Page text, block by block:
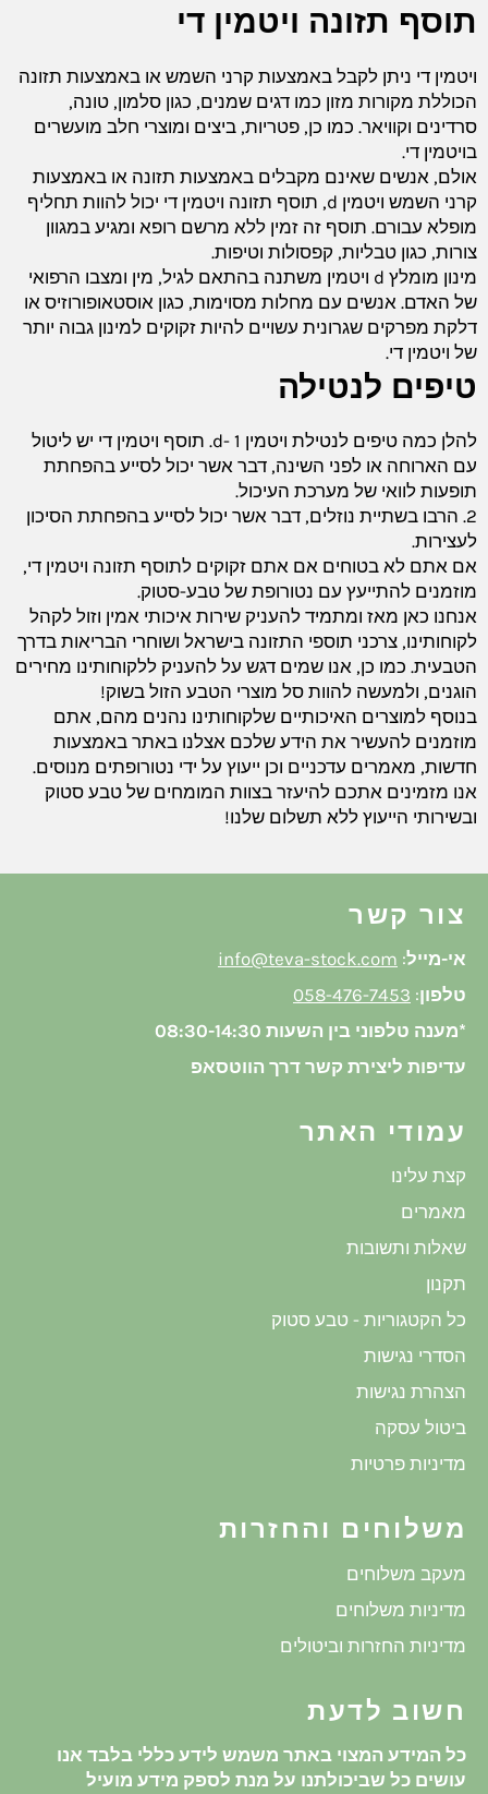
תוסף תזונה ויטמין די
ויטמין די ניתן לקבל באמצעות קרני השמש או באמצעות תזונה
הכוללת מקורות מזון כמו דגים שמנים, כגון סלמון, טונה,
סרדינים וקוויאר. כמו כן, פטריות, ביצים ומוצרי חלב מועשרים
בויטמין די.
אולם, אנשים שאינם מקבלים באמצעות תזונה או באמצעות
קרני השמש ויטמין d, תוסף תזונה ויטמין די יכול להוות תחליף
מופלא עבורם. תוסף זה זמין ללא מרשם רופא ומגיע במגוון
צורות, כגון טבליות, קפסולות וטיפות.
מינון מומלץ d ויטמין משתנה בהתאם לגיל, מין ומצבו הרפואי
של האדם. אנשים עם מחלות מסוימות, כגון אוסטאופורוזיס או
דלקת מפרקים שגרונית עשויים להיות זקוקים למינון גבוה יותר
של ויטמין די.
טיפים לנטילה
להלן כמה טיפים לנטילת ויטמין d- 1. תוסף ויטמין די יש ליטול
עם הארוחה או לפני השינה, דבר אשר יכול לסייע בהפחתת
תופעות לוואי של מערכת העיכול.
2. הרבו בשתיית נוזלים, דבר אשר יכול לסייע בהפחתת הסיכון
לעצירות.
אם אתם לא בטוחים אם אתם זקוקים לתוסף תזונה ויטמין די,
מוזמנים להתייעץ עם נטורופת של טבע-סטוק.
אנחנו כאן מאז ומתמיד להעניק שירות איכותי אמין וזול לקהל
לקוחותינו, צרכני תוספי התזונה בישראל ושוחרי הבריאות בדרך
הטבעית. כמו כן, אנו שמים דגש על להעניק ללקוחותינו מחירים
הוגנים, ולמעשה להוות סל מוצרי הטבע הזול בשוק!
בנוסף למוצרים האיכותיים שלקוחותינו נהנים מהם, אתם
מוזמנים להעשיר את הידע שלכם אצלנו באתר באמצעות
חדשות, מאמרים עדכניים וכן ייעוץ על ידי נטורופתים מנוסים.
אנו מזמינים אתכם להיעזר בצוות המומחים של טבע סטוק
ובשירותי הייעוץ ללא תשלום שלנו!
צור קשר
אי-מייל:
info@teva-stock.com
טלפון:
058-476-7453
*מענה טלפוני בין השעות 08:30-14:30
עדיפות ליצירת קשר דרך הווטסאפ
עמודי האתר
קצת עלינו
מאמרים
שאלות ותשובות
תקנון
כל הקטגוריות - טבע סטוק
הסדרי נגישות
הצהרת נגישות
ביטול עסקה
מדיניות פרטיות
משלוחים והחזרות
מעקב משלוחים
מדיניות משלוחים
מדיניות החזרות וביטולים
חשוב לדעת
כל המידע המצוי באתר משמש לידע כללי בלבד אנו
עושים כל שביכולתנו על מנת לספק מידע מועיל